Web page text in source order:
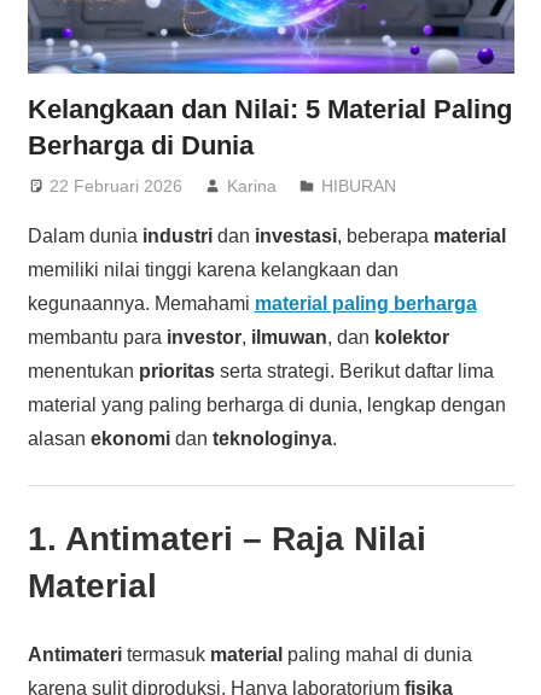
Kelangkaan dan Nilai: 5 Material Paling
Berharga di Dunia
22 Februari 2026 Karina HIBURAN
Dalam dunia industridan investasi, beberapa material
memiliki nilai tinggi karena kelangkaan dan
kegunaannya. Memahami material paling berharga
membantu para investor, ilmuwan, dan kolektor
menentukan prioritasserta strategi. Berikut daftar lima
material yang paling berharga di dunia, lengkap dengan
alasan ekonomidan teknologinya.
1. Antimateri – Raja Nilai
Material
Antimateritermasuk material paling mahal di dunia
karena sulit diproduksi. Hanya laboratorium fisika